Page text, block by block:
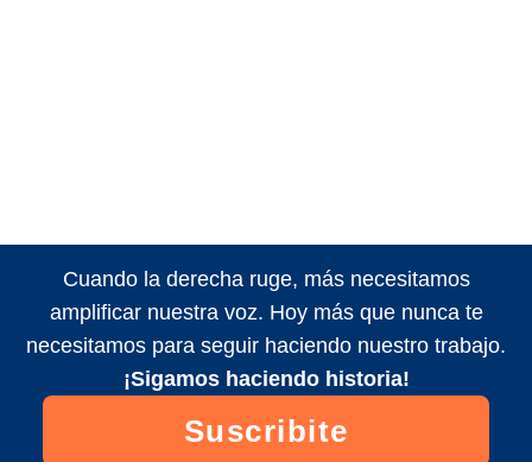
Cuando la derecha ruge, más necesitamos
amplificar nuestra voz. Hoy más que nunca te
necesitamos para seguir haciendo nuestro trabajo.
¡Sigamos haciendo historia!
Suscribite